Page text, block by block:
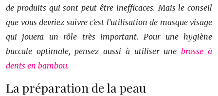
de produits qui sont peut-être inefficaces. Mais le conseil
que vous devriez suivre c’est l’utilisation de masque visage
qui jouera un rôle très important. Pour une hygiène
buccale optimale, pensez aussi à utiliser une brosse à
dents en bambou.
La préparation de la peau